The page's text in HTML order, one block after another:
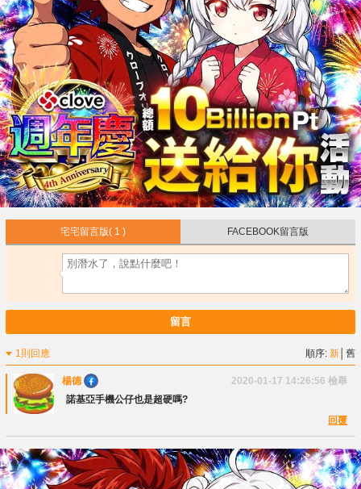
宅宅留言版( 1 ) FACEBOOK留言版
留言
1則回應 順序:新 │舊
楊德 2020-01-17 14:26:56 檢舉
諾基亞手機公仔也是超硬嗎?
回覆